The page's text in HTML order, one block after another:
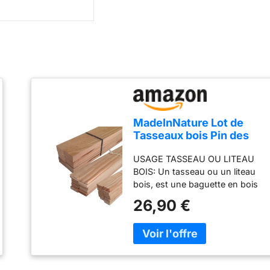
MadeInNature Lot de
Tasseaux bois Pin des
Liteaux pour travaux,
Tasseaux de menuiserie,
2 mètres Modèle et Taille
au choix (Réf 6438 Lot
de 6 Liteaux 27x40mm, 1
lot)
USAGE TASSEAU OU LITEAU
BOIS: Un tasseau ou un liteau
bois, est une baguette en bois
carrée ou rectangulaire. Idéal
pour la menuiserie, le bricolage,
la construction mais aussi la
décoration intérieure (étagères,
cadres, cloisons, lambris),
26,90 €